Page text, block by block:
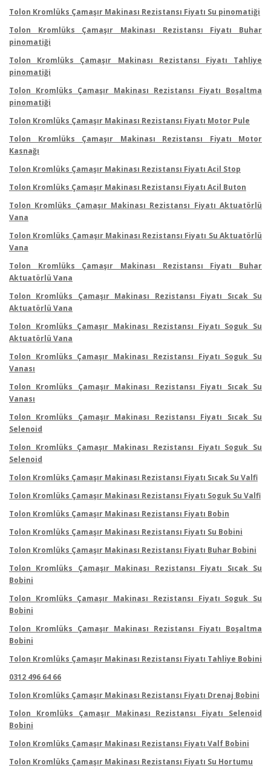
Tolon Kromlüks Çamaşır Makinası Rezistansı Fiyatı Su pinomatiği
Tolon Kromlüks Çamaşır Makinası Rezistansı Fiyatı Buhar
pinomatiği
Tolon Kromlüks Çamaşır Makinası Rezistansı Fiyatı Tahliye
pinomatiği
Tolon Kromlüks Çamaşır Makinası Rezistansı Fiyatı Boşaltma
pinomatiği
Tolon Kromlüks Çamaşır Makinası Rezistansı Fiyatı Motor Pule
Tolon Kromlüks Çamaşır Makinası Rezistansı Fiyatı Motor
Kasnağı
Tolon Kromlüks Çamaşır Makinası Rezistansı Fiyatı Acil Stop
Tolon Kromlüks Çamaşır Makinası Rezistansı Fiyatı Acil Buton
Tolon Kromlüks Çamaşır Makinası Rezistansı Fiyatı Aktuatörlü
Vana
Tolon Kromlüks Çamaşır Makinası Rezistansı Fiyatı Su Aktuatörlü
Vana
Tolon Kromlüks Çamaşır Makinası Rezistansı Fiyatı Buhar
Aktuatörlü Vana
Tolon Kromlüks Çamaşır Makinası Rezistansı Fiyatı Sıcak Su
Aktuatörlü Vana
Tolon Kromlüks Çamaşır Makinası Rezistansı Fiyatı Soguk Su
Aktuatörlü Vana
Tolon Kromlüks Çamaşır Makinası Rezistansı Fiyatı Soguk Su
Vanası
Tolon Kromlüks Çamaşır Makinası Rezistansı Fiyatı Sıcak Su
Vanası
Tolon Kromlüks Çamaşır Makinası Rezistansı Fiyatı Sıcak Su
Selenoid
Tolon Kromlüks Çamaşır Makinası Rezistansı Fiyatı Soguk Su
Selenoid
Tolon Kromlüks Çamaşır Makinası Rezistansı Fiyatı Sıcak Su Valfi
Tolon Kromlüks Çamaşır Makinası Rezistansı Fiyatı Soguk Su Valfi
Tolon Kromlüks Çamaşır Makinası Rezistansı Fiyatı Bobin
Tolon Kromlüks Çamaşır Makinası Rezistansı Fiyatı Su Bobini
Tolon Kromlüks Çamaşır Makinası Rezistansı Fiyatı Buhar Bobini
Tolon Kromlüks Çamaşır Makinası Rezistansı Fiyatı Sıcak Su
Bobini
Tolon Kromlüks Çamaşır Makinası Rezistansı Fiyatı Soguk Su
Bobini
Tolon Kromlüks Çamaşır Makinası Rezistansı Fiyatı Boşaltma
Bobini
Tolon Kromlüks Çamaşır Makinası Rezistansı Fiyatı Tahliye Bobini
0312 496 64 66
Tolon Kromlüks Çamaşır Makinası Rezistansı Fiyatı Drenaj Bobini
Tolon Kromlüks Çamaşır Makinası Rezistansı Fiyatı Selenoid
Bobini
Tolon Kromlüks Çamaşır Makinası Rezistansı Fiyatı Valf Bobini
Tolon Kromlüks Çamaşır Makinası Rezistansı Fiyatı Su Hortumu